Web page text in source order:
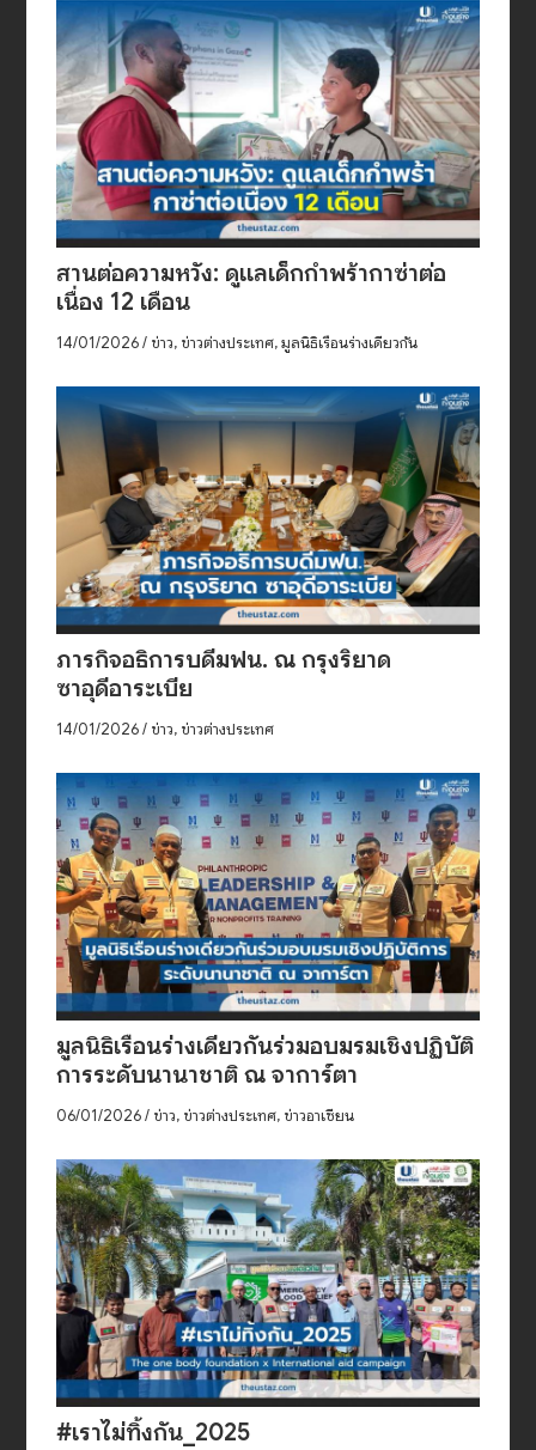
สานต่อความหวัง: ดูแลเด็กกำพร้ากาซ่าต่อ
เนื่อง 12 เดือน
14/01/2026/ ข่าว, ข่าวต่างประเทศ,มูลนิธิเรือนร่างเดียวกัน
ภารกิจอธิการบดีมฟน. ณ กรุงริยาด
ซาอุดีอาระเบีย
14/01/2026/ ข่าว, ข่าวต่างประเทศ
มูลนิธิเรือนร่างเดียวกันร่วมอบมรมเชิงปฏิบัติ
การระดับนานาชาติ ณ จาการ์ตา
06/01/2026/ ข่าว, ข่าวต่างประเทศ, ข่าวอาเซียน
#เราไม่ทิ้งกัน_2025